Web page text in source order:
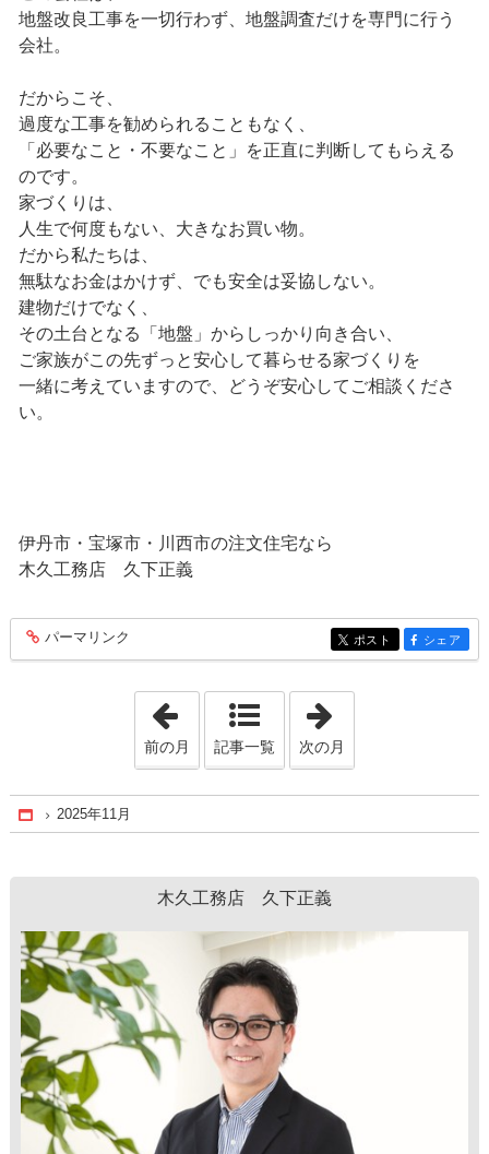
地盤改良工事を一切行わず、地盤調査だけを専門に行う
会社。
だからこそ、
過度な工事を勧められることもなく、
「必要なこと・不要なこと」を正直に判断してもらえる
のです。
家づくりは、
人生で何度もない、大きなお買い物。
だから私たちは、
無駄なお金はかけず、でも安全は妥協しない。
建物だけでなく、
その土台となる「地盤」からしっかり向き合い、
ご家族がこの先ずっと安心して暮らせる家づくりを
一緒に考えていますので、どうぞ安心してご相談くださ
い。
伊丹市・宝塚市・川西市の注文住宅なら
木久工務店 久下正義
entry277
パーマリンク entry277
ポスト entry277
シェア
「2025年10月」
前の月 記事一覧 次の月
Home
2025年11月
木久工務店 久下正義